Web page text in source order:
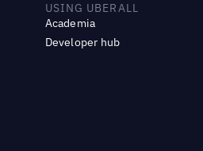
USING UBERALL
Academia
Developer hub